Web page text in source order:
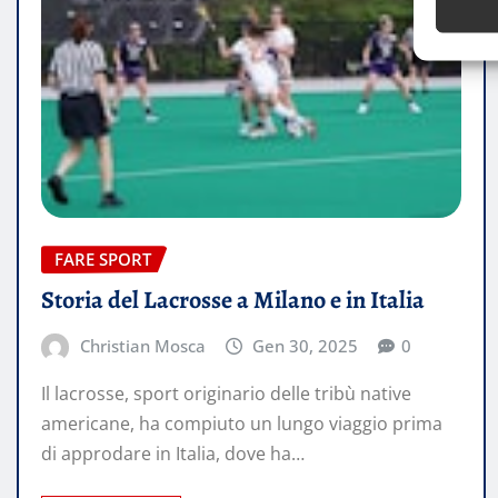
FARE SPORT
Storia del Lacrosse a Milano e in Italia
Christian Mosca Gen 30, 2025 0
Il lacrosse, sport originario delle tribù native
americane, ha compiuto un lungo viaggio prima
di approdare in Italia, dove ha…